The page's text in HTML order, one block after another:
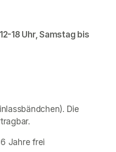
18 Uhr, Samstag bis
Die
Jahre frei